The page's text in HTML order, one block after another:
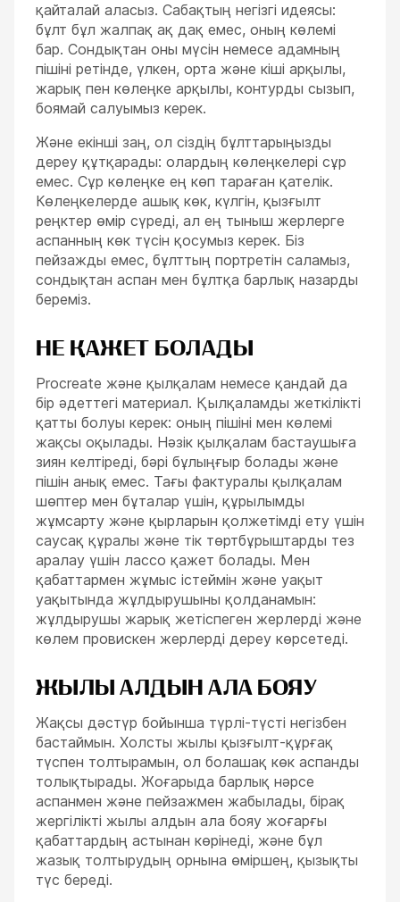
ESC
қайталай аласыз. Сабақтың негізгі идеясы:
бұлт бұл жалпақ ақ дақ емес, оның көлемі
бар. Сондықтан оны мүсін немесе адамның
пішіні ретінде, үлкен, орта және кіші арқылы,
жарық пен көлеңке арқылы, контурды сызып,
боямай салуымыз керек.
Және екінші заң, ол сіздің бұлттарыңызды
дереу құтқарады: олардың көлеңкелері сұр
емес. Сұр көлеңке ең көп тараған қателік.
Көлеңкелерде ашық көк, күлгін, қызғылт
реңктер өмір сүреді, ал ең тыныш жерлерге
аспанның көк түсін қосумыз керек. Біз
пейзажды емес, бұлттың портретін саламыз,
сондықтан аспан мен бұлтқа барлық назарды
береміз.
НЕ ҚАЖЕТ БОЛАДЫ
Procreate және қылқалам немесе қандай да
бір әдеттегі материал. Қылқаламды жеткілікті
қатты болуы керек: оның пішіні мен көлемі
жақсы оқылады. Нәзік қылқалам бастаушыға
зиян келтіреді, бәрі бұлыңғыр болады және
пішін анық емес. Тағы фактуралы қылқалам
шөптер мен бұталар үшін, құрылымды
жұмсарту және қырларын қолжетімді ету үшін
саусақ құралы және тік төртбұрыштарды тез
аралау үшін лассо қажет болады. Мен
қабаттармен жұмыс істеймін және уақыт
уақытында жұлдырушыны қолданамын:
жұлдырушы жарық жетіспеген жерлерді және
көлем провискен жерлерді дереу көрсетеді.
ЖЫЛЫ АЛДЫН АЛА БОЯУ
Жақсы дәстүр бойынша түрлі-түсті негізбен
бастаймын. Холсты жылы қызғылт-құрғақ
түспен толтырамын, ол болашақ көк аспанды
толықтырады. Жоғарыда барлық нәрсе
аспанмен және пейзажмен жабылады, бірақ
жергілікті жылы алдын ала бояу жоғарғы
қабаттардың астынан көрінеді, және бұл
жазық толтырудың орнына өміршең, қызықты
түс береді.